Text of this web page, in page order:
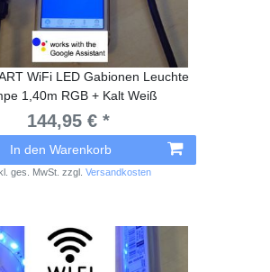
WiFi LED Gabionen Leuchte
1,40m RGB + Kalt Weiß
144,95 € *
In den Warenkorb
ges. MwSt. zzgl.Versandkosten